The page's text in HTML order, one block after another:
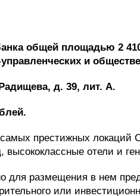
общей площадью 2
и
д. 39, лит. А.
престижных локаций
отели и
для размещения в нем
или